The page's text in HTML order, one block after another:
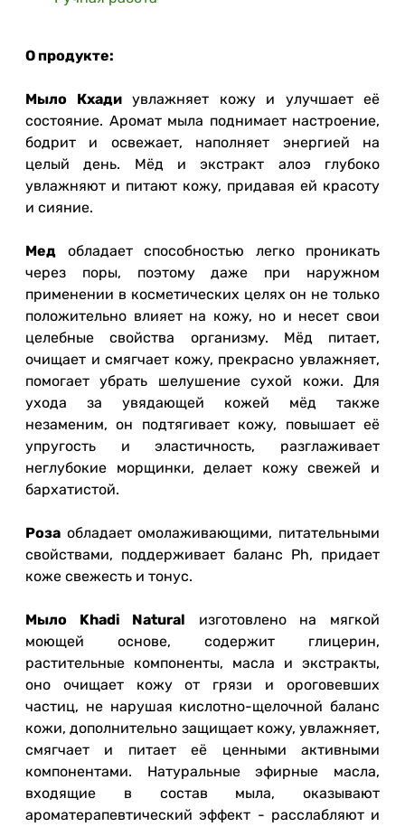
О продукте:
Мыло Кхадиувлажняет кожу и улучшает её
состояние. Аромат мыла поднимает настроение,
бодрит и освежает, наполняет энергией на
целый день. Мёд и экстракт алоэ глубоко
увлажняют и питают кожу, придавая ей красоту
и сияние.
Мед обладает способностью легко проникать
через поры, поэтому даже при наружном
применении в косметических целях он не только
положительно влияет на кожу, но и несет свои
целебные свойства организму. Мёд питает,
очищает и смягчает кожу, прекрасно увлажняет,
помогает убрать шелушение сухой кожи. Для
ухода за увядающей кожей мёд также
незаменим, он подтягивает кожу, повышает её
упругость и эластичность, разглаживает
неглубокие морщинки, делает кожу свежей и
бархатистой.
Роза обладает омолаживающими, питательными
свойствами, поддерживает баланс Ph, придает
коже свежесть и тонус.
Мыло Khadi Natural изготовлено на мягкой
моющей основе, содержит глицерин,
растительные компоненты, масла и экстракты,
оно очищает кожу от грязи и ороговевших
частиц, не нарушая кислотно-щелочной баланс
кожи, дополнительно защищает кожу, увлажняет,
смягчает и питает её ценными активными
компонентами. Натуральные эфирные масла,
входящие в состав мыла, оказывают
ароматерапевтический эффект - расслабляют и